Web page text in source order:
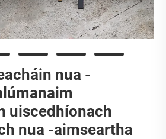
nua -
uiscedhíonach
nua -aimseartha